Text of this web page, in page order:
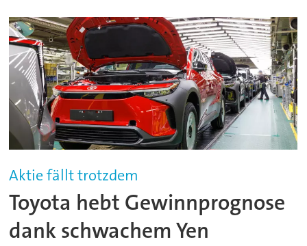
Aktie fällt trotzdem
Toyota hebt Gewinnprognose
dank schwachem Yen